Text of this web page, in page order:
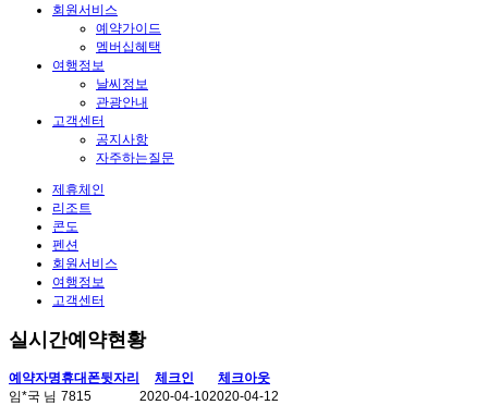
회원서비스
예약가이드
멤버십혜택
여행정보
날씨정보
관광안내
고객센터
공지사항
자주하는질문
제휴체인
리조트
콘도
펜션
회원서비스
여행정보
고객센터
실시간예약현황
예약자명휴대폰뒷자리 체크인
체크아웃
임*국 님 7815 2020-04-102020-04-12